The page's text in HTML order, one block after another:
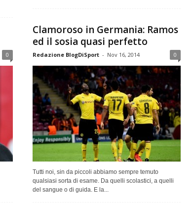
0
Clamoroso in Germania: Ramos
ed il sosia quasi perfetto
Redazione BlogDiSport - Nov 16, 2014 0
Tutti noi, sin da piccoli abbiamo sempre temuto
qualsiasi sorta di esame. Da quelli scolastici, a quelli
del sangue o di guida. E la...